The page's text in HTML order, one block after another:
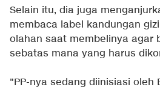
Selain itu, dia juga
membaca label kandungan
olahan saat membelinya agar
sebatas mana yang harus
"PP-nya sedang diinisiasi oleh